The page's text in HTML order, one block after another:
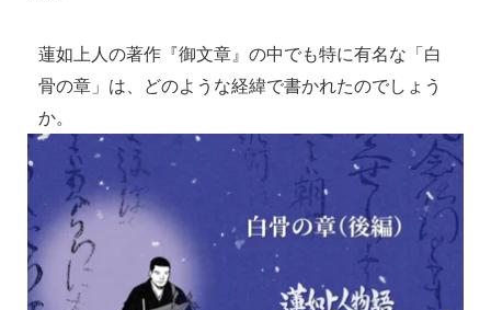
蓮如上人の著作『御文章』の中でも特に有名な「白
骨の章」は、どのような経緯で書かれたのでしょう
か。